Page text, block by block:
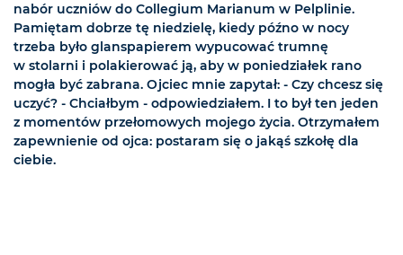
nabór uczniów do Collegium Marianum w Pelplinie.
Pamiętam dobrze tę niedzielę, kiedy późno w nocy
trzeba było glanspapierem wypucować trumnę
w stolarni i polakierować ją, aby w poniedziałek rano
mogła być zabrana. Ojciec mnie zapytał: - Czy chcesz się
uczyć? - Chciałbym - odpowiedziałem. I to był ten jeden
z momentów przełomowych mojego życia. Otrzymałem
zapewnienie od ojca: postaram się o jakąś szkołę dla
ciebie.